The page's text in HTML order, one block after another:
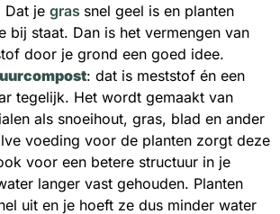
Dat je gras snel geel is en planten
bij staat. Dan is het vermengen van
door je grond een goed idee.
: dat is meststof én een
tegelijk. Het wordt gemaakt van
als snoeihout, gras, blad en ander
voeding voor de planten zorgt deze
voor een betere structuur in je
langer vast gehouden. Planten
uit en je hoeft ze dus minder water